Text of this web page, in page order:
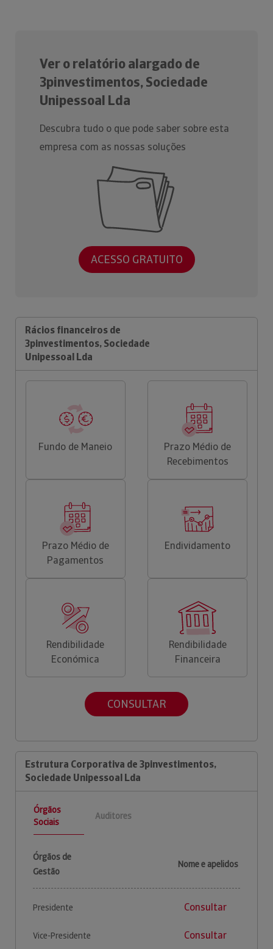
Ver o relatório alargado de
3pinvestimentos, Sociedade
Unipessoal Lda
Descubra tudo o que pode saber sobre esta
empresa com as nossas soluções
ACESSO GRATUITO
Rácios financeiros de
3pinvestimentos, Sociedade
Unipessoal Lda
Fundo de Maneio
Prazo Médio de
Recebimentos
Prazo Médio de
Pagamentos
Endividamento
Rendibilidade
Económica
Rendibilidade
Financeira
CONSULTAR
Estrutura Corporativa de 3pinvestimentos,
Sociedade Unipessoal Lda
Órgãos
Sociais
Auditores
Órgãos de
Gestão
Nome e apelidos
Presidente Consultar
Vice-Presidente Consultar